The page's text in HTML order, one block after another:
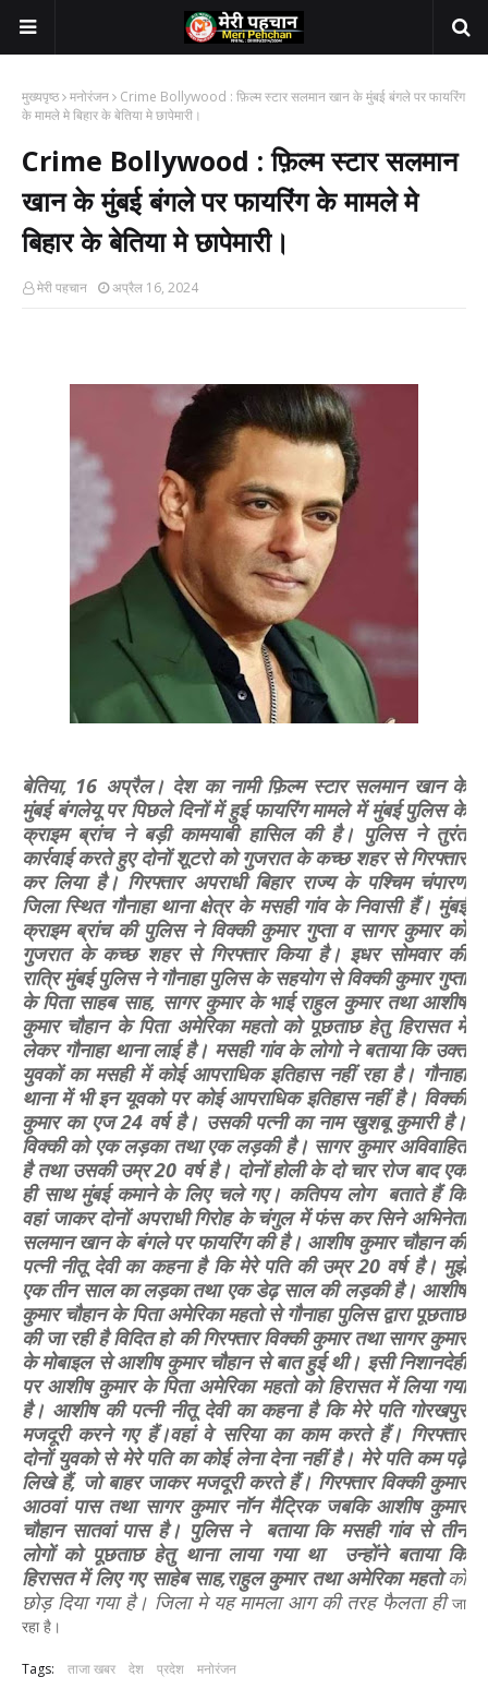
मुख्यपृष्ठ मनोरंजन
Crime Bollywood : फ़िल्म स्टार सलमान खान के मुंबई बंगले पर फायरिंग
के मामले मे बिहार के बेतिया मे छापेमारी।
Crime Bollywood : फ़िल्म स्टार सलमान
खान के मुंबई बंगले पर फायरिंग के मामले मे
बिहार के बेतिया मे छापेमारी।
मेरी पहचान अप्रैल 16, 2024
बेतिया, 16 अप्रैल। देश का नामी फ़िल्म स्टार सलमान खान के
मुंबई बंगलेयू पर पिछले दिनों में हुई फायरिंग मामले में मुंबई पुलिस के
क्राइम ब्रांच ने बड़ी कामयाबी हासिल की है। पुलिस ने तुरंत
कार्रवाई करते हुए दोनों शूटरो को गुजरात के कच्छ शहर से गिरफ्तार
कर लिया है। गिरफ्तार अपराधी बिहार राज्य के पश्चिम चंपारण
जिला स्थित गौनाहा थाना क्षेत्र के मसही गांव के निवासी हैं। मुंबई
क्राइम ब्रांच की पुलिस ने विक्की कुमार गुप्ता व सागर कुमार को
गुजरात के कच्छ शहर से गिरफ्तार किया है। इधर सोमवार की
रात्रि मुंबई पुलिस ने गौनाहा पुलिस के सहयोग से विक्की कुमार गुप्ता
के पिता साहब साह, सागर कुमार के भाई राहुल कुमार तथा आशीष
कुमार चौहान के पिता अमेरिका महतो को पूछताछ हेतु हिरासत में
लेकर गौनाहा थाना लाई है। मसही गांव के लोगो ने बताया कि उक्त
युवकों का मसही में कोई आपराधिक इतिहास नहीं रहा है। गौनाहा
थाना में भी इन यूवको पर कोई आपराधिक इतिहास नहीं है। विक्की
कुमार का एज 24 वर्ष है। उसकी पत्नी का नाम खुशबू कुमारी है।
विक्की को एक लड़का तथा एक लड़की है। सागर कुमार अविवाहित
है तथा उसकी उम्र 20 वर्ष है। दोनों होली के दो चार रोज बाद एक
ही साथ मुंबई कमाने के लिए चले गए। कतिपय लोग बताते हैं कि
वहां जाकर दोनों अपराधी गिरोह के चंगुल में फंस कर सिने अभिनेता
सलमान खान के बंगले पर फायरिंग की है। आशीष कुमार चौहान की
पत्नी नीतू देवी का कहना है कि मेरे पति की उम्र 20 वर्ष है। मुझे
एक तीन साल का लड़का तथा एक डेढ़ साल की लड़की है। आशीष
कुमार चौहान के पिता अमेरिका महतो से गौनाहा पुलिस द्वारा पूछताछ
की जा रही है विदित हो की गिरफ्तार विक्की कुमार तथा सागर कुमार
के मोबाइल से आशीष कुमार चौहान से बात हुई थी। इसी निशानदेही
पर आशीष कुमार के पिता अमेरिका महतो को हिरासत में लिया गया
है। आशीष की पत्नी नीतू देवी का कहना है कि मेरे पति गोरखपुर
मजदूरी करने गए हैं।वहां वे सरिया का काम करते हैं। गिरफ्तार
दोनों युवको से मेरे पति का कोई लेना देना नहीं है। मेरे पति कम पढ़े
लिखे हैं, जो बाहर जाकर मजदूरी करते हैं। गिरफ्तार विक्की कुमार
आठवां पास तथा सागर कुमार नॉन मैट्रिक जबकि आशीष कुमार
चौहान सातवां पास है। पुलिस ने बताया कि मसही गांव से तीन
लोगों को पूछताछ हेतु थाना लाया गया था उन्होंने बताया कि
हिरासत में लिए गए साहेब साह,राहुल कुमार तथा अमेरिका महतोको
छोड़ दिया गया है। जिला मे यह मामला आग की तरह फैलता हीजा
रहा है।
Tags: ताजा खबर देश प्रदेश मनोरंजन